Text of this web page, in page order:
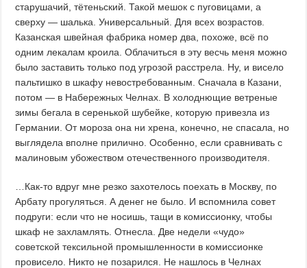
старушачий, тётеньский. Такой мешок с пуговицами, а
сверху — шалька. Универсальный. Для всех возрастов.
Казанская швейная фабрика номер два, похоже, всё по
одним лекалам кроила. Облачиться в эту весчь меня можно
было заставить только под угрозой расстрела. Ну, и висело
пальтишко в шкафу невостребованным. Сначала в Казани,
потом — в Набережных Челнах. В холоднющие ветреные
зимы бегала в серенькой шубейке, которую привезла из
Германии. От мороза она ни хрена, конечно, не спасала, но
выглядела вполне прилично. Особенно, если сравнивать с
малиновым убожеством отечественного производителя.
…Как-то вдруг мне резко захотелось поехать в Москву, по
Арбату прогуляться. А денег не было. И вспомнила совет
подруги: если что не носишь, тащи в комиссионку, чтобы
шкаф не захламлять. Отнесла. Две недели «чудо»
советской тексильной промышленности в комиссионке
провисело. Никто не позарился. Не нашлось в Челнах